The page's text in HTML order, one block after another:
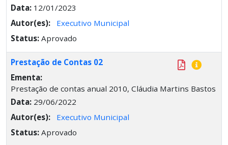
Data: 12/01/2023
Autor(es):
Executivo Municipal
Status: Aprovado
Prestação de Contas 02
Ementa:
Prestação de contas anual 2010, Cláudia Martins Bastos
Data: 29/06/2022
Autor(es):
Executivo Municipal
Status: Aprovado